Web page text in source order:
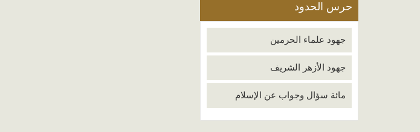
حرس الحدود
جهود علماء الحرمين
جهود الأزهر الشريف
مائة سؤال وجواب عن الإسلام